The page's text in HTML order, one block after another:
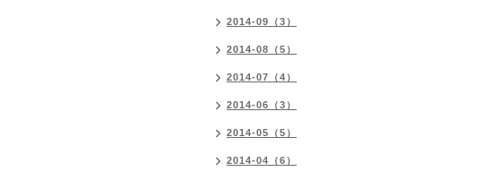
2014-09（3）
2014-08（5）
2014-07（4）
2014-06（3）
2014-05（5）
2014-04（6）